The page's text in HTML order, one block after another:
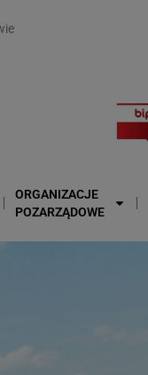
ORGANIZACJE
POZARZĄDOWE